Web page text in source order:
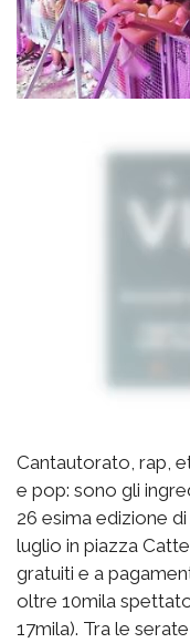
Cantautorato, rap,
e pop: sono gli
26 esima edizione
luglio in piazza
gratuiti e a
oltre 10mila
17mila). Tra le